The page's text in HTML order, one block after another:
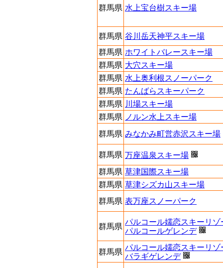
群馬県 水上宝台樹スキー場
群馬県 谷川岳天神平スキー場
群馬県 ホワイトバレースキー場
群馬県 大穴スキー場
群馬県 水上奥利根スノーパーク
群馬県 たんばらスキーパーク
群馬県 川場スキー場
群馬県 ノルン水上スキー場
群馬県 みなかみ町営赤沢スキー場
群馬県 万座温泉スキー場
群馬県 草津国際スキー場
群馬県 草津シズカ山スキー場
群馬県 表万座スノーパーク
群馬県
パルコール嬬恋スキーリゾ
パルコールゲレンデ
群馬県
パルコール嬬恋スキーリゾ
バラギゲレンデ